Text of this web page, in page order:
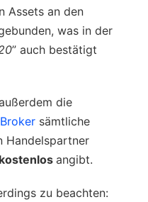
Assets an den
was in der
” auch bestätigt
die
sämtliche
Handelspartner
kostenlos angibt.
zu beachten: